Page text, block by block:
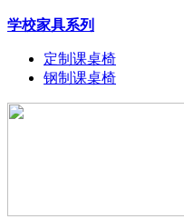
学校家具系列
定制课桌椅
钢制课桌椅